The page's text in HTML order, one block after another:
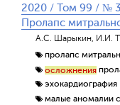
2020 / Том 99 / № 3
Пролапс
А.С. Шарыкин, И.И.
пролапс
осложнения
эхокардиография
малые аномалии